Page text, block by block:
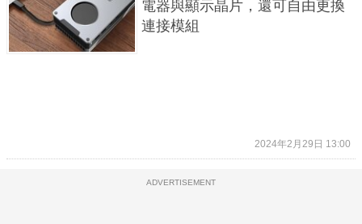
電器與顯示晶片，還可自由更換
連接模組
2024年2月29日 13:00
ADVERTISEMENT